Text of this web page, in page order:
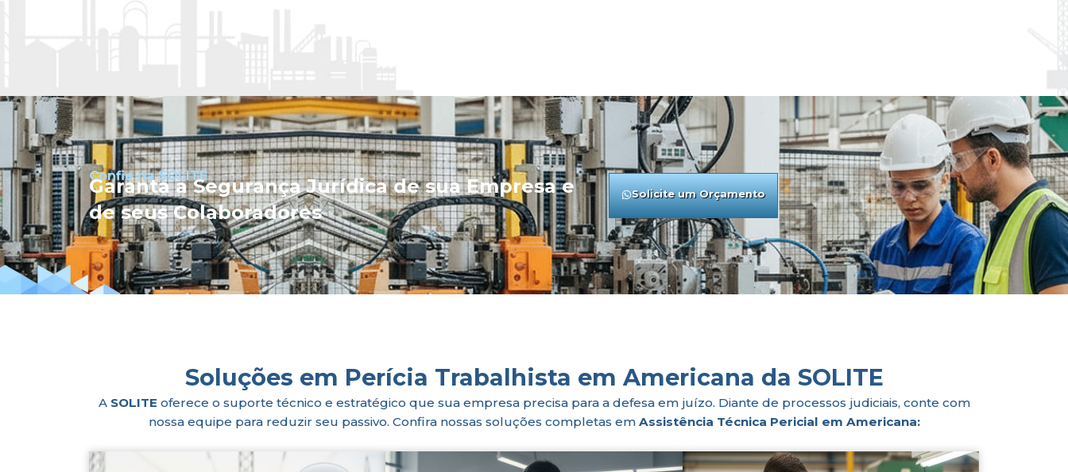
Confie na SOLITE
Garanta a Segurança Jurídica de sua Empresa e
de seus Colaboradores
Solicite um Orçamento
Soluções em Perícia Trabalhista em Americana da SOLITE
A SOLITE oferece o suporte técnico e estratégico que sua empresa precisa para a defesa em juízo. Diante de processos judiciais, conte com
nossa equipe para reduzir seu passivo. Confira nossas soluções completas em Assistência Técnica Pericial em Americana: